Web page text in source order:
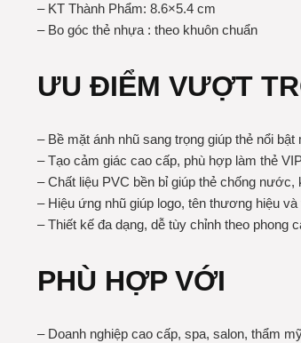
– KT Thành Phẩm: 8.6×5.4 cm
– Bo góc thẻ nhựa : theo khuôn chuẩn
ƯU ĐIỂM VƯỢT
– Bề mặt ánh nhũ sang trọng giúp thẻ nổi
– Tạo cảm giác cao cấp, phù hợp làm thẻ
– Chất liệu PVC bền bỉ giúp thẻ chống
– Hiệu ứng nhũ giúp logo, tên thương hiệu
– Thiết kế đa dạng, dễ tùy chỉnh theo
PHÙ HỢP VỚI
– Doanh nghiệp cao cấp, spa, salon, thẩm